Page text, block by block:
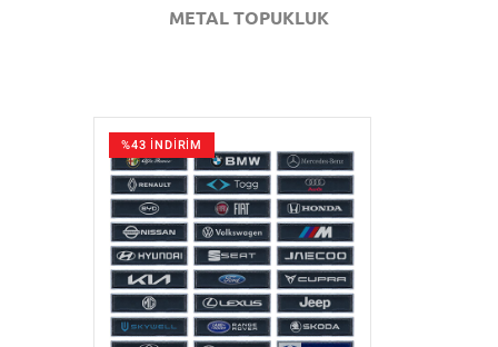
METAL TOPUKLUK
%43 İNDİRİM
GÖZAT